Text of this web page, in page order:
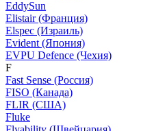
EddySun
Elistair (Франция)
Elspec (Израиль)
Evident (Япония)
EVPU Defence (Чехия)
F
Fast Sense (Россия)
FISO (Канада)
FLIR (США)
Fluke